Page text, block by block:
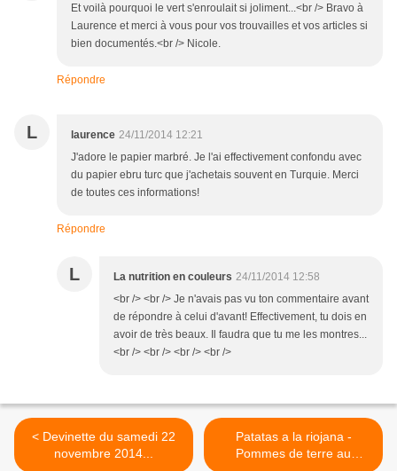
Et voilà pourquoi le vert s'enroulait si joliment...<br /> Bravo à
Laurence et merci à vous pour vos trouvailles et vos articles si
bien documentés.<br /> Nicole.
Répondre
L laurence 24/11/2014 12:21
J'adore le papier marbré. Je l'ai effectivement confondu avec
du papier ebru turc que j'achetais souvent en Turquie. Merci
de toutes ces informations!
Répondre
L La nutrition en couleurs 24/11/2014 12:58
<br /> <br /> Je n'avais pas vu ton commentaire avant
de répondre à celui d'avant! Effectivement, tu dois en
avoir de très beaux. Il faudra que tu me les montres...
<br /> <br /> <br /> <br />
< Devinette du samedi 22
novembre 2014...
Patatas a la riojana -
Pommes de terre au